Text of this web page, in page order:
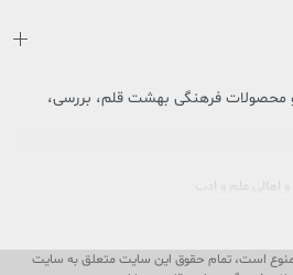
و محصولات فرهنگی بهشت قلم، بررسی،
اهالی علم و ادب
وجود گذاشت تا ذره ای از این بار سنگین فرهنگی
است، تمام حقوق این سایت متعلق به سایت